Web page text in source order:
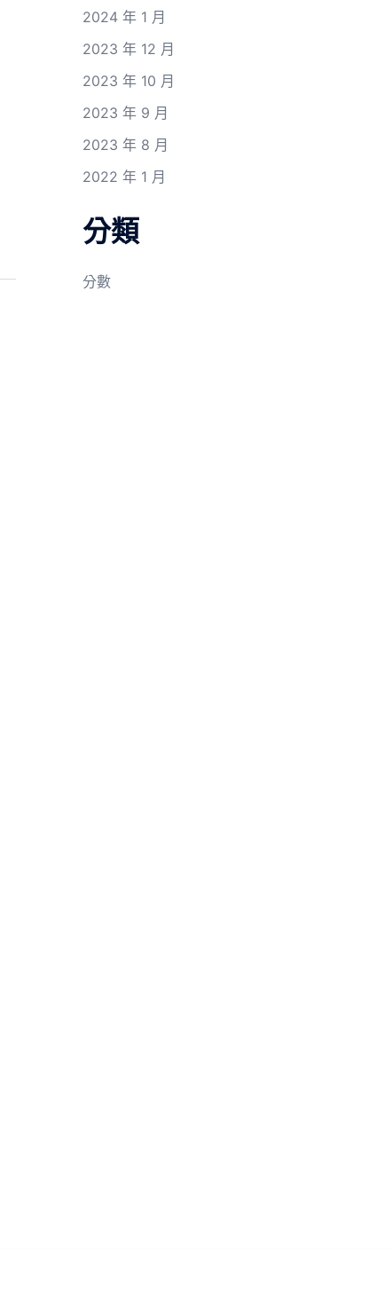
2024 年 1 月
2023 年 12 月
2023 年 10 月
2023 年 9 月
2023 年 8 月
2022 年 1 月
分類
分數